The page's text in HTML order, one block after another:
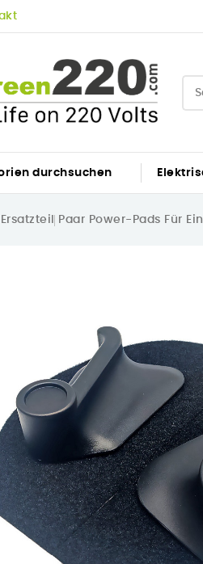
durchsuchen
Ersatzteil Paar Power-Pads Für